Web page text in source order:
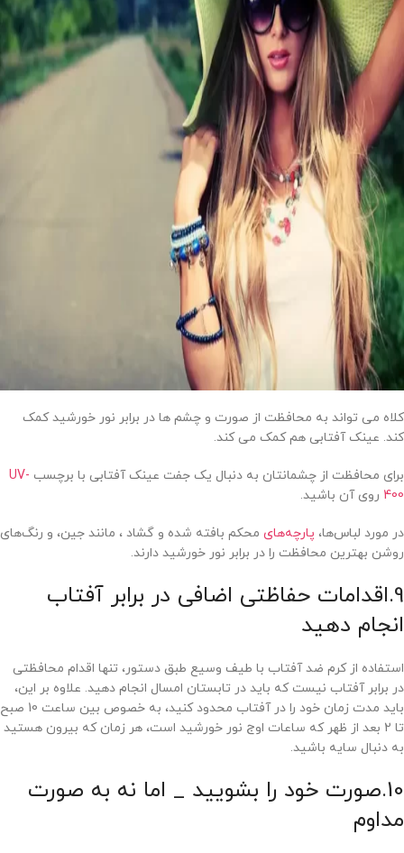
کلاه می تواند به محافظت از صورت و چشم ها در برابر نور خورشید کمک
کند. عینک آفتابی هم کمک می کند.
برای محافظت از چشمانتان به دنبال یک جفت عینک آفتابی با برچسب UV-
400 روی آن باشید.
در مورد لباس‌ها، پارچه‌های محکم بافته شده و گشاد ، مانند جین، و رنگ‌های
روشن بهترین محافظت را در برابر نور خورشید دارند.
9.اقدامات حفاظتی اضافی در برابر آفتاب
انجام دهید
استفاده از کرم ضد آفتاب با طیف وسیع طبق دستور، تنها اقدام محافظتی
در برابر آفتاب نیست که باید در تابستان امسال انجام دهید. علاوه بر این،
باید مدت زمان خود را در آفتاب محدود کنید، به خصوص بین ساعت 10 صبح
تا 2 بعد از ظهر که ساعات اوج نور خورشید است، هر زمان که بیرون هستید
به دنبال سایه باشید.
10.صورت خود را بشویید _ اما نه به صورت
مداوم